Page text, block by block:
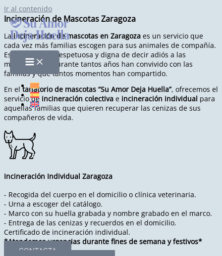
Ir al contenido
Incineración de Mascotas Zaragoza
La incineración de mascotas en Zaragoza es un servicio que
cada vez más familias escogen para sus animales de compañía.
Es una manera respetuosa y digna de decir adiós a las
mascotas que durante tantos años han convivido con las
familias y que tantos momentos han compartido.
En eltanatorio de mascotas “Su Amor Deja Huella”, ofrecemos el
servicio de incineración colectiva e incineración individual para
aquellas familias que quieren recuperar las cenizas de sus
compañeros de vida.
Incineración Individual Zaragoza
- Recogida del cuerpo en el domicilio o clínica veterinaria.
- Urna a escoger del catálogo.
- Marco con su huella grabada y nombre grabado en el marco.
- Entrega de las cenizas y recuerdos en el domicilio.
Certificado de incineración individual.
*Atendemos urgencias durante fines de semana y festivos*
CONTACTA